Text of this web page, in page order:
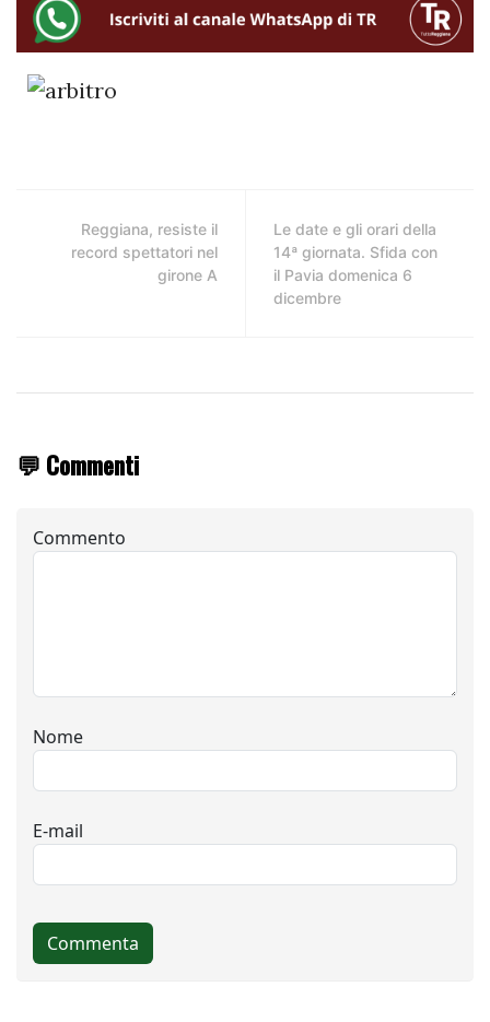
Reggiana, resiste il
record spettatori nel
girone A
Le date e gli orari della
14ª giornata. Sfida con
il Pavia domenica 6
dicembre
💬 Commenti